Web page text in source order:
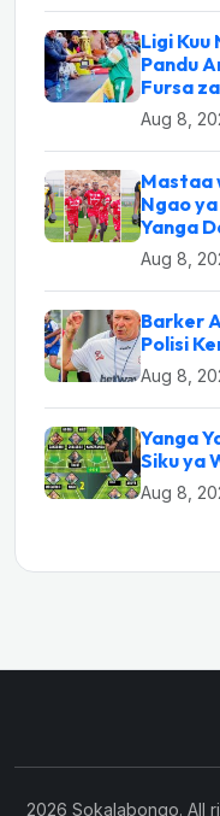
Ligi
Pandu
Fursa
Aug 8,
Mastaa
Ngao
Yanga
Aug 8,
Barker
Polisi
Aug 8,
Yanga
Siku ya
Aug 8,
2026 Sokalabongo. All